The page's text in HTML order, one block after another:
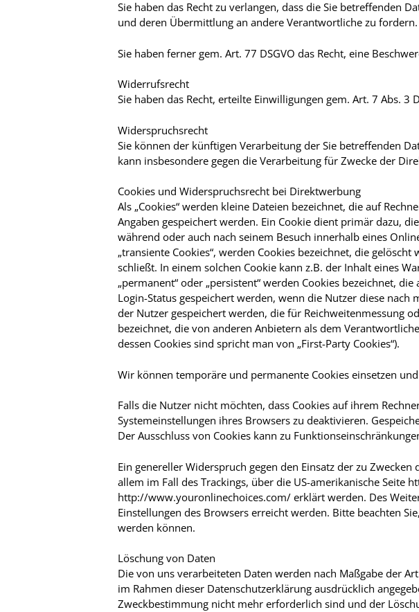
Sie haben das Recht zu verlangen, dass die Sie betreffenden
und deren Übermittlung an andere Verantwortliche zu fordern.
Sie haben ferner gem. Art. 77 DSGVO das Recht, eine
Widerrufsrecht
Sie haben das Recht, erteilte Einwilligungen gem. Art. 7 Abs.
Widerspruchsrecht
Sie können der künftigen Verarbeitung der Sie betreffenden
kann insbesondere gegen die Verarbeitung für Zwecke der
Cookies und Widerspruchsrecht bei Direktwerbung
Als „Cookies“ werden kleine Dateien bezeichnet, die auf
Angaben gespeichert werden. Ein Cookie dient primär dazu,
während oder auch nach seinem Besuch innerhalb eines
„transiente Cookies“, werden Cookies bezeichnet, die
schließt. In einem solchen Cookie kann z.B. der Inhalt eines
„permanent“ oder „persistent“ werden Cookies bezeichnet,
Login-Status gespeichert werden, wenn die Nutzer diese nach
der Nutzer gespeichert werden, die für Reichweitenmessung
bezeichnet, die von anderen Anbietern als dem
dessen Cookies sind spricht man von „First-Party Cookies“).
Wir können temporäre und permanente Cookies einsetzen
Falls die Nutzer nicht möchten, dass Cookies auf ihrem
Systemeinstellungen ihres Browsers zu deaktivieren.
Der Ausschluss von Cookies kann zu
Ein genereller Widerspruch gegen den Einsatz der zu
allem im Fall des Trackings, über die US-amerikanische Seite
http://www.youronlinechoices.com/ erklärt werden. Des
Einstellungen des Browsers erreicht werden. Bitte beachten
werden können.
Löschung von Daten
Die von uns verarbeiteten Daten werden nach Maßgabe der
im Rahmen dieser Datenschutzerklärung ausdrücklich
Zweckbestimmung nicht mehr erforderlich sind und der